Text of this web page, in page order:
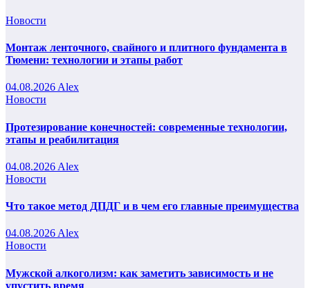
Новости
Монтаж ленточного, свайного и плитного фундамента в
Тюмени: технологии и этапы работ
04.08.2026 Alex
Новости
Протезирование конечностей: современные технологии,
этапы и реабилитация
04.08.2026 Alex
Новости
Что такое метод ДПДГ и в чем его главные преимущества
04.08.2026 Alex
Новости
Мужской алкоголизм: как заметить зависимость и не
упустить время